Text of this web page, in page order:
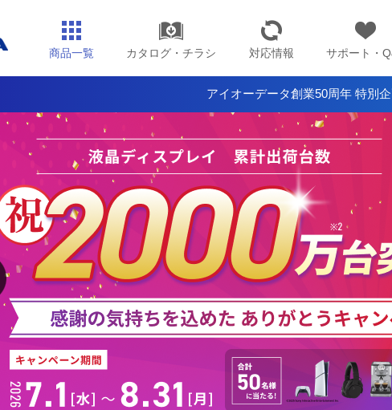
商品一覧 カタログ・チラシ 対応情報 サポート・
アイオーデータ創業50周年 特別